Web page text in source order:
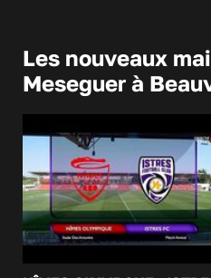
Les nouveaux
Meseguer à